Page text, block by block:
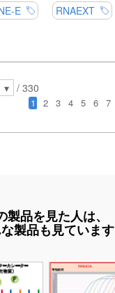
製品を見た人は、
製品も見ています